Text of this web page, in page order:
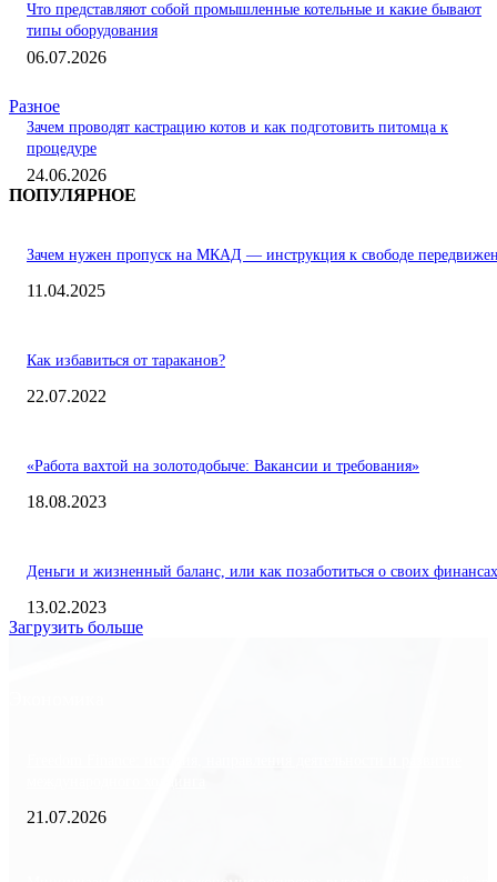
Что представляют собой промышленные котельные и какие бывают
типы оборудования
06.07.2026
Разное
Зачем проводят кастрацию котов и как подготовить питомца к
процедуре
24.06.2026
ПОПУЛЯРНОЕ
Зачем нужен пропуск на МКАД — инструкция к свободе
11.04.2025
Как избавиться от тараканов?
22.07.2022
«Работа вахтой на золотодобыче: Вакансии и требования»
18.08.2023
Деньги и жизненный баланс, или как позаботиться о своих финансах
13.02.2023
Загрузить больше
21.07.2026